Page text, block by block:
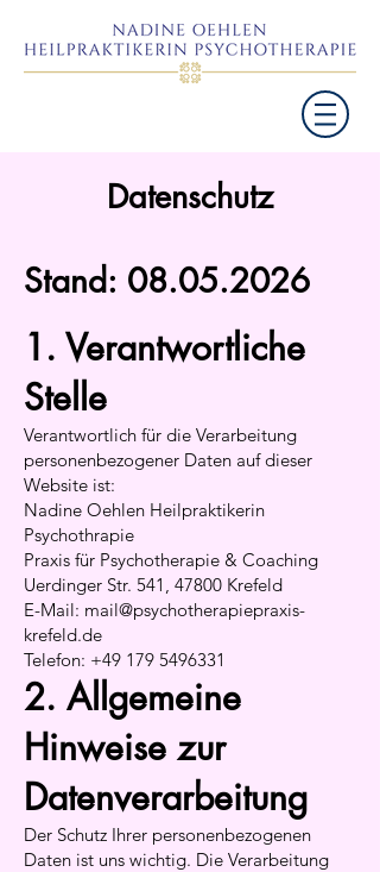
Datenschutz
Stand: 08.05.2026
1. Verantwortliche
Stelle
Verantwortlich für die Verarbeitung
personenbezogener Daten auf dieser
Website ist:
Nadine Oehlen Heilpraktikerin
Psychothrapie
Praxis für Psychotherapie & Coaching
Uerdinger Str. 541, 47800 Krefeld
E-Mail: mail@psychotherapiepraxis-
krefeld.de
Telefon: +49 179 5496331
2. Allgemeine
Hinweise zur
Datenverarbeitung
Der Schutz Ihrer personenbezogenen
Daten ist uns wichtig. Die Verarbeitung